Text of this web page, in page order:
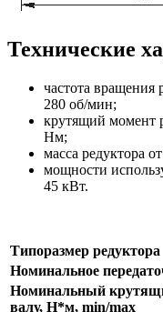
Технические
частота вращения
280 об/мин;
крутящий момент
Нм;
масса редуктора
мощности
45 кВт.
Типоразмер редуктора
Номинальное
Номинальный
валу, Н*м, min/max